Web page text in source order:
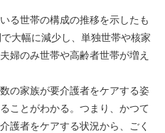
世帯の構成の推移を示したも
大幅に減少し、単独世帯や核家
婦のみ世帯や高齢者世帯が増え
の家族が要介護者をケアする姿
ことがわかる。つまり、かつて
護者をケアする状況から、ごく